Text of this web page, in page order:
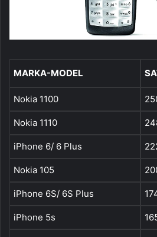
MARKA-MODEL
Nokia 1100
Nokia 1110
iPhone 6/ 6 Plus
Nokia 105
iPhone 6S/ 6S Plus
iPhone 5s